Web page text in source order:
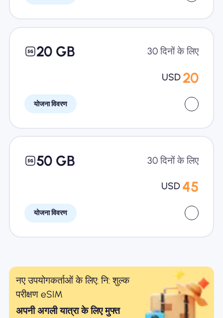
20 GB 30 दिनों के लिए
USD 20
योजना विवरण
50 GB 30 दिनों के लिए
USD 45
योजना विवरण
नए उपयोगकर्ताओं के लिए: नि: शुल्क
परीक्षण eSIM
अपनी अगली यात्रा के लिए मुफ्त